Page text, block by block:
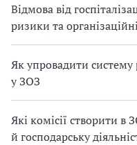
Відмова від
ризики та
Як упровадити систему
у ЗОЗ
Які комісії створити
й господарську